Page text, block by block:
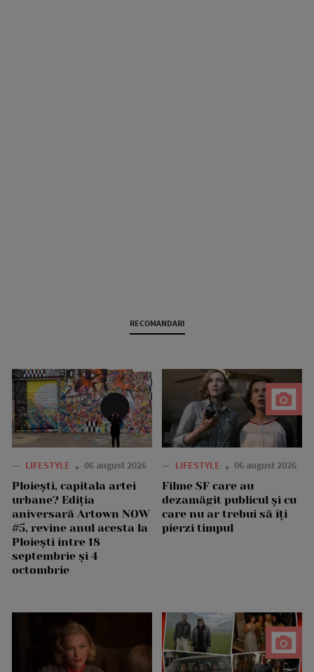
RECOMANDARI
— LIFESTYLE 06 august 2026
Ploiești, capitala artei
urbane? Ediția
aniversară Artown NOW
#5, revine anul acesta la
Ploiești între 18
septembrie și 4
octombrie
— LIFESTYLE 06 august 2026
Filme SF care au
dezamăgit publicul și cu
care nu ar trebui să îți
pierzi timpul